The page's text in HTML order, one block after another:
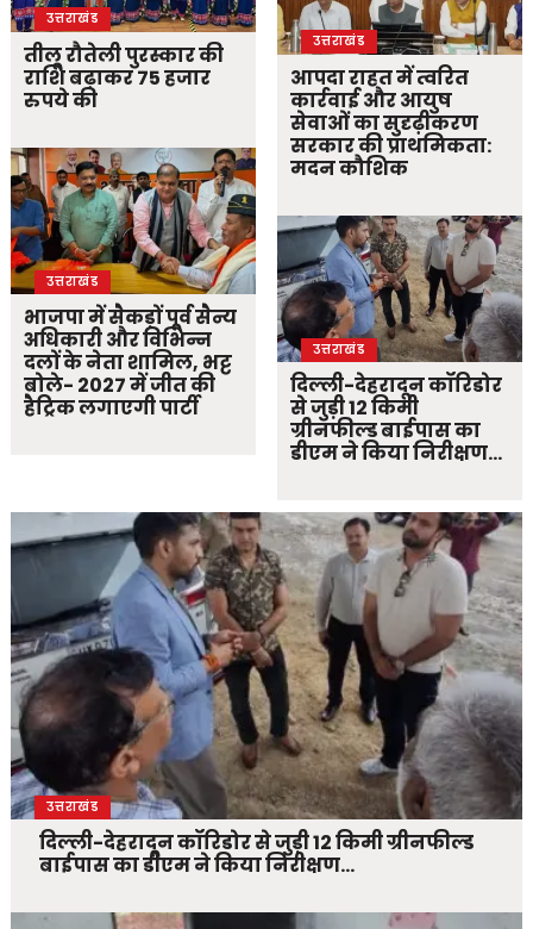
उत्तराखंड
तीलू रौतेली पुरस्कार की
राशि बढ़ाकर 75 हजार
रुपये की
उत्तराखंड
भाजपा में सैकड़ों पूर्व सैन्य
अधिकारी और विभिन्न
दलों के नेता शामिल, भट्ट
बोले- 2027 में जीत की
हैट्रिक लगाएगी पार्टी
उत्तराखंड
आपदा राहत में त्वरित
कार्रवाई और आयुष
सेवाओं का सुदृढ़ीकरण
सरकार की प्राथमिकता:
मदन कौशिक
उत्तराखंड
दिल्ली-देहरादून कॉरिडोर
से जुड़ी 12 किमी
ग्रीनफील्ड बाईपास का
डीएम ने किया निरीक्षण…
उत्तराखंड
दिल्ली-देहरादून कॉरिडोर से जुड़ी 12 किमी ग्रीनफील्ड
बाईपास का डीएम ने किया निरीक्षण…